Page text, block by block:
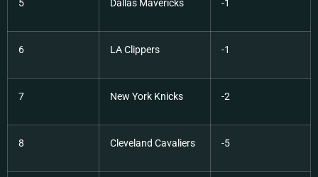
5 Dallas Mavericks -1
6 LA Clippers -1
7 New York Knicks -2
8 Cleveland Cavaliers -5